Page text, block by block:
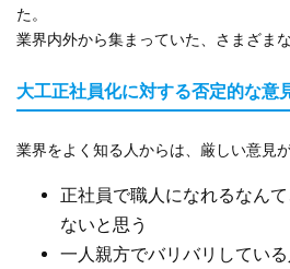
た。
業界内外から集まっていた、さまざま
大工正社員化に対する否定的な意
業界をよく知る人からは、厳しい意見
正社員で職人になれるなん
ないと思う
一人親方でバリバリしている